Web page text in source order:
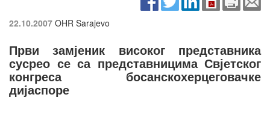
22.10.2007 OHR Sarajevo
Први замјеник високог представника
сусрео се са представницима Свјетског
конгреса босанскохерцеговачке
дијаспоре